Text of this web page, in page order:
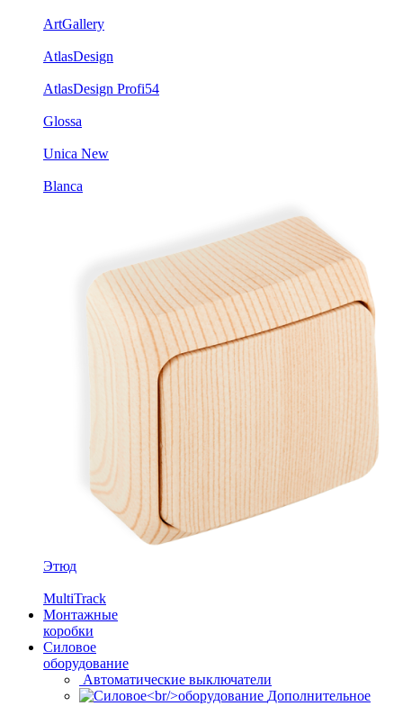
ArtGallery
AtlasDesign
AtlasDesign Profi54
Glossa
Unica New
Blanca
Этюд
MultiTrack
Монтажные
коробки
Силовое
оборудование
Автоматические выключатели
Дополнительное